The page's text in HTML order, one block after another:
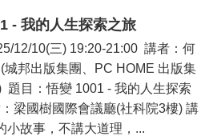
- 我的人生探索之旅
12/10(三) 19:20-21:00 講者：何
城邦出版集團、PC HOME 出版集
題目：悟變 1001 - 我的人生探索
梁國樹國際會議廳(社科院3樓) 講
小故事，不講大道理，...